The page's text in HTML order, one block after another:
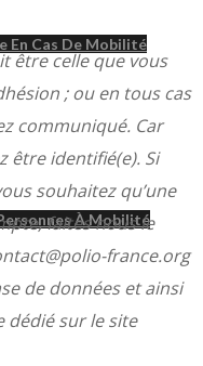
En Cas De Mobilité
À Mobilité
être celle que vous
; ou en tous cas
communiqué. Car
être identifié(e). Si
souhaitez qu’une
faites nous le
france.org
de données et ainsi
dédié sur le site